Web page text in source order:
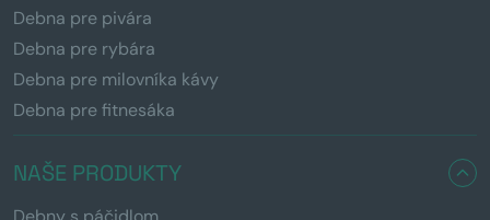
Debna pre pivára
Debna pre rybára
Debna pre milovníka kávy
Debna pre fitnesáka
NAŠE PRODUKTY